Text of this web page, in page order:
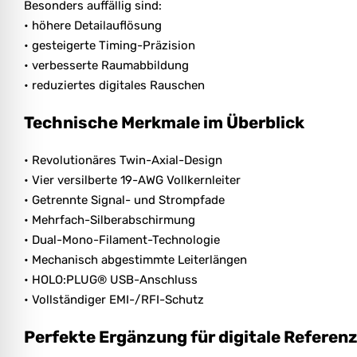
Besonders auffällig sind:
• höhere Detailauflösung
• gesteigerte Timing-Präzision
• verbesserte Raumabbildung
• reduziertes digitales Rauschen
Technische Merkmale im Überblick
• Revolutionäres Twin-Axial-Design
• Vier versilberte 19-AWG Vollkernleiter
• Getrennte Signal- und Strompfade
• Mehrfach-Silberabschirmung
• Dual-Mono-Filament-Technologie
• Mechanisch abgestimmte Leiterlängen
• HOLO:PLUG® USB-Anschluss
• Vollständiger EMI-/RFI-Schutz
Perfekte Ergänzung für digitale